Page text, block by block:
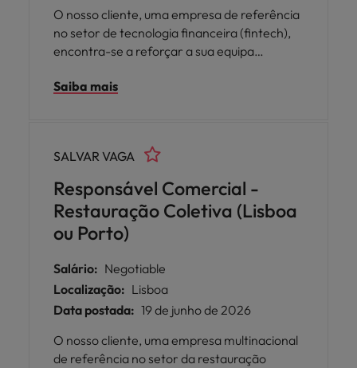
O nosso cliente, uma empresa de referência
no setor de tecnologia financeira (fintech),
encontra-se a reforçar a sua equipa
para integrar uma função com forte foco
Saiba mais
Responsável Comercial -
Restauração Coletiva (Lisboa
ou Porto)
SALVAR VAGA
Salário: Negotiable
Localização: Lisboa
Data postada: 19 de junho de 2026
O nosso cliente, uma empresa multinacional
de referência no setor da restauração